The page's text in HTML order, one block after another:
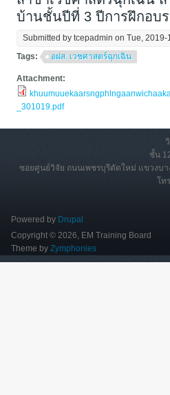
บ้านชั้นปีที่ 3 ปีการฝึกอบ
Submitted bytcepadmin on Tue, 2019-
Tags:
อฝส. เวชศาสตร์ฉุกเฉิน
Attachment:
_301019.pdf
ชั้น
ซอยศูนย์วิจัย ถนนเพชรบุรีตัดใหม่ แขวงบา
โท
Powered by Drupal
Copyright © 2026, EM Training Board
Theme by Zymphonies